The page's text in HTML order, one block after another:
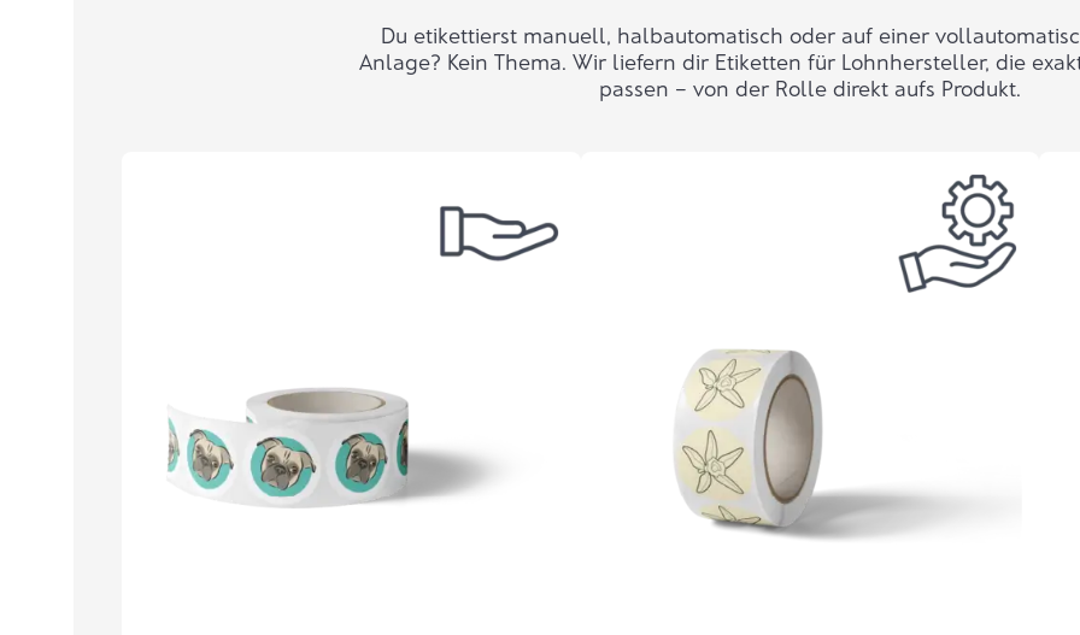
Du etikettierst manuell, halbautomatisch oder auf einer
Anlage? Kein Thema. Wir liefern dir Etiketten für Lohnhersteller, die
passen – von der Rolle direkt aufs Produkt.